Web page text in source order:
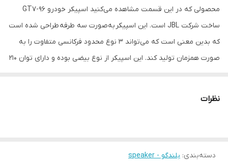
محصولی که در این قسمت مشاهده می‌کنید اسپیکر خودرو GT7-96
ساخت شرکت JBL است. این اسپیکر به‌صورت سه طرفه طراحی شده است
که بدین معنی است که می‌‌تواند 3 نوع محدود فرکانسی متفاوت را به
صورت همزمان تولید کند. این اسپیکر از نوع بیضی بوده و دارای توان 210
مشخصاتی هزینه بالایی را برای ساخت متحمل میشوند که شرکت جی بی
نظرات
دسته‌بندی: بلندگو - speaker